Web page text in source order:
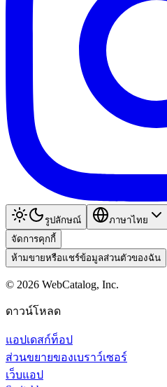
รูปลักษณ์
ภาษาไทย
จัดการคุกกี้
ห้ามขายหรือแชร์ข้อมูลส่วนตัวของฉัน
© 2026 WebCatalog, Inc.
ดาวน์โหลด
แอปเดสก์ท็อป
ส่วนขยายของเบราว์เซอร์
เว็บแอป